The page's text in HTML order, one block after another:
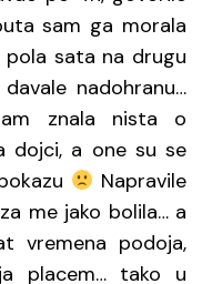
sam ga morala
sata na drugu
nadohranu…
znala nista o
dojci, a one su se
Napravile
me jako bolila… a
vremena podoja,
placem… tako u